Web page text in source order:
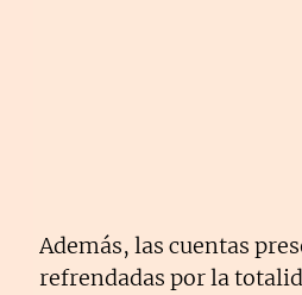
Además, las cuentas
refrendadas por la